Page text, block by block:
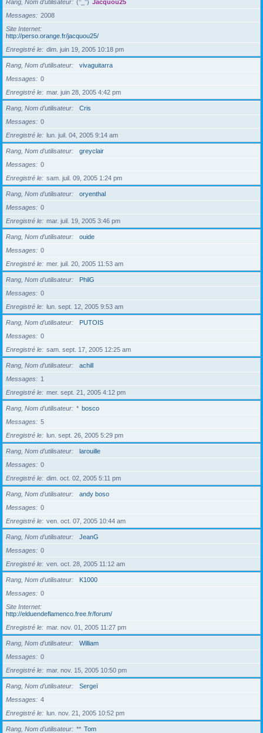
Rang, Nom d’utilisateur (°_°) Jacquou25
Messages
2008
Site Internet
http://perso.orange.fr/jacquou25/
Enregistré le
dim. juin 19, 2005 10:18 pm
Rang, Nom d’utilisateur
vivaguitarra
Messages
0
Enregistré le
mar. juin 28, 2005 4:42 pm
Rang, Nom d’utilisateur
Cris
Messages
0
Enregistré le
lun. juil. 04, 2005 9:14 am
Rang, Nom d’utilisateur
greyclair
Messages
0
Enregistré le
sam. juil. 09, 2005 1:24 pm
Rang, Nom d’utilisateur
oryenthal
Messages
0
Enregistré le
mar. juil. 19, 2005 3:46 pm
Rang, Nom d’utilisateur
ouide
Messages
0
Enregistré le
mer. juil. 20, 2005 11:53 am
Rang, Nom d’utilisateur
PhilG
Messages
0
Enregistré le
lun. sept. 12, 2005 9:53 am
Rang, Nom d’utilisateur
PUTOIS
Messages
0
Enregistré le
sam. sept. 17, 2005 12:25 am
Rang, Nom d’utilisateur
achill
Messages
1
Enregistré le
mer. sept. 21, 2005 4:12 pm
Rang, Nom d’utilisateur * bosco
Messages
5
Enregistré le
lun. sept. 26, 2005 5:29 pm
Rang, Nom d’utilisateur
larouille
Messages
0
Enregistré le
dim. oct. 02, 2005 5:11 pm
Rang, Nom d’utilisateur
andy boso
Messages
0
Enregistré le
ven. oct. 07, 2005 10:44 am
Rang, Nom d’utilisateur
JeanG
Messages
0
Enregistré le
ven. oct. 28, 2005 11:12 am
Rang, Nom d’utilisateur
K1000
Messages
0
Site Internet
http://elduendeflamenco.free.fr/forum/
Enregistré le
mar. nov. 01, 2005 11:27 pm
Rang, Nom d’utilisateur
William
Messages
0
Enregistré le
mar. nov. 15, 2005 10:50 pm
Rang, Nom d’utilisateur
Sergeï
Messages
4
Enregistré le
lun. nov. 21, 2005 10:52 pm
Rang, Nom d’utilisateur ** Tom